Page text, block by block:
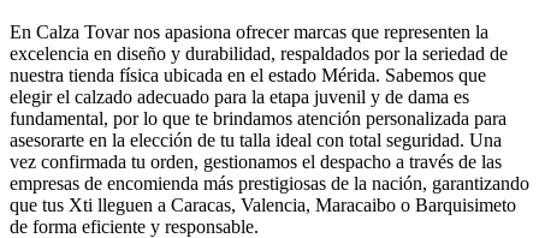
En Calza Tovar nos apasiona ofrecer marcas que representen la
excelencia en diseño y durabilidad, respaldados por la seriedad de
nuestra tienda física ubicada en el estado Mérida. Sabemos que
elegir el calzado adecuado para la etapa juvenil y de dama es
fundamental, por lo que te brindamos atención personalizada para
asesorarte en la elección de tu talla ideal con total seguridad. Una
vez confirmada tu orden, gestionamos el despacho a través de las
empresas de encomienda más prestigiosas de la nación, garantizando
que tus Xti lleguen a Caracas, Valencia, Maracaibo o Barquisimeto
de forma eficiente y responsable.